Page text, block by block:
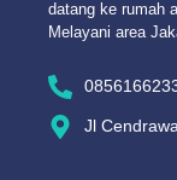
datang ke rumah
Melayani area
Jl